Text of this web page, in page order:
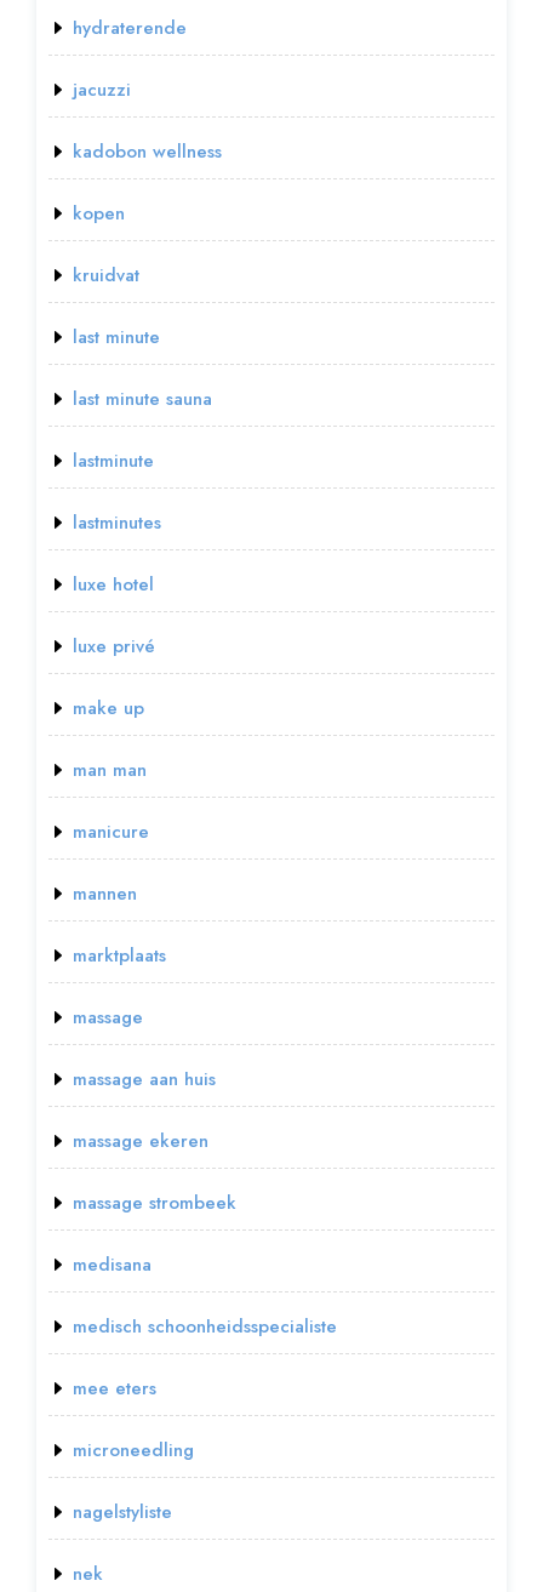
hydraterende
jacuzzi
kadobon wellness
kopen
kruidvat
last minute
last minute sauna
lastminute
lastminutes
luxe hotel
luxe privé
make up
man man
manicure
mannen
marktplaats
massage
massage aan huis
massage ekeren
massage strombeek
medisana
medisch schoonheidsspecialiste
mee eters
microneedling
nagelstyliste
nek